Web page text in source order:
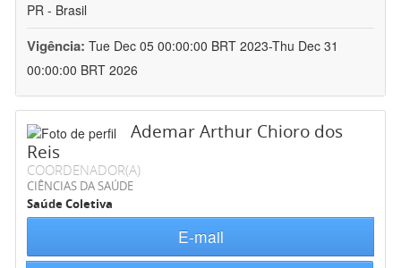
PR - Brasil
Vigência: Tue Dec 05 00:00:00 BRT 2023-Thu Dec 31
00:00:00 BRT 2026
Ademar Arthur Chioro dos
Reis
COORDENADOR(A)
CIÊNCIAS DA SAÚDE
Saúde Coletiva
E-mail